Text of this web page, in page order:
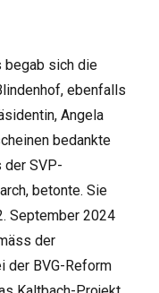
begab sich die
ebenfalls
Angela
bedankte
der SVP-
betonte. Sie
September 2024
der
der BVG-Reform